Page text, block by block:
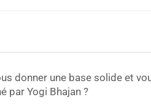
donner une base solide et
par Yogi Bhajan ?